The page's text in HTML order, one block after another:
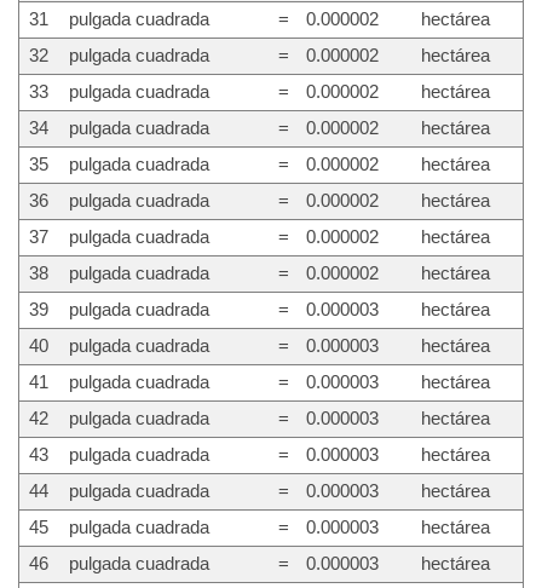
31
pulgada cuadrada = 0.000002
hectárea
32
pulgada cuadrada = 0.000002
hectárea
33
pulgada cuadrada = 0.000002
hectárea
34
pulgada cuadrada = 0.000002
hectárea
35
pulgada cuadrada = 0.000002
hectárea
36
pulgada cuadrada = 0.000002
hectárea
37
pulgada cuadrada = 0.000002
hectárea
38
pulgada cuadrada = 0.000002
hectárea
39
pulgada cuadrada = 0.000003
hectárea
40
pulgada cuadrada = 0.000003
hectárea
41
pulgada cuadrada = 0.000003
hectárea
42
pulgada cuadrada = 0.000003
hectárea
43
pulgada cuadrada = 0.000003
hectárea
44
pulgada cuadrada = 0.000003
hectárea
45
pulgada cuadrada = 0.000003
hectárea
46
pulgada cuadrada = 0.000003
hectárea